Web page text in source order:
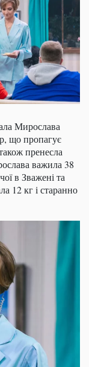
Мирослава
що пропагує
пренесла
важила 38
в Зважені та
12 кг і старанно